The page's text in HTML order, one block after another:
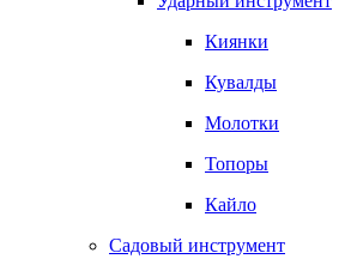
Киянки
Кувалды
Молотки
Топоры
Кайло
Садовый инструмент